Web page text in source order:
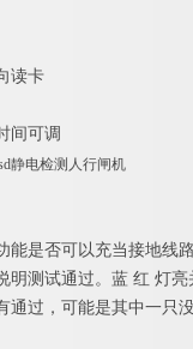
读卡
间可调
是否可以充当接地线
测试通过。蓝 红 灯
过，可能是其中一只